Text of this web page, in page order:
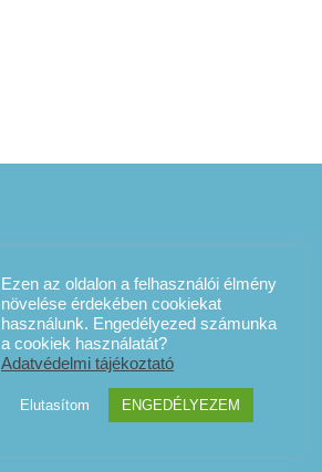
Ezen az oldalon a felhasználói élmény
növelése érdekében cookiekat
használunk. Engedélyezed számunka
a cookiek használatát?
Adatvédelmi tájékoztató
Elutasítom ENGEDÉLYEZEM